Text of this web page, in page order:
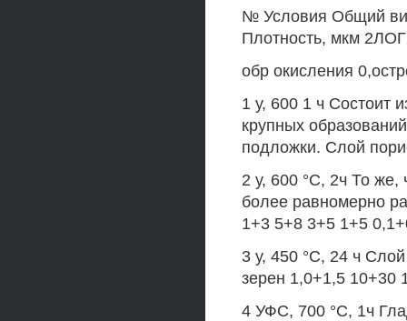
№ Условия Общий
Плотность, мкм
обр окисления
1 у, 600 1 ч Состоит
крупных
подложки. Слой
2 у, 600 °С, 2ч То же,
более равномерно
1+3 5+8 3+5 1+5
3 у, 450 °С, 24 ч
зерен 1,0+1,5 10+30
4 УФС, 700 °С, 1ч